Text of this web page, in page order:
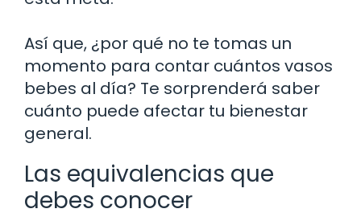
Así que, ¿por qué no te tomas un
momento para contar cuántos vasos
bebes al día? Te sorprenderá saber
cuánto puede afectar tu bienestar
general.
Las equivalencias que
debes conocer